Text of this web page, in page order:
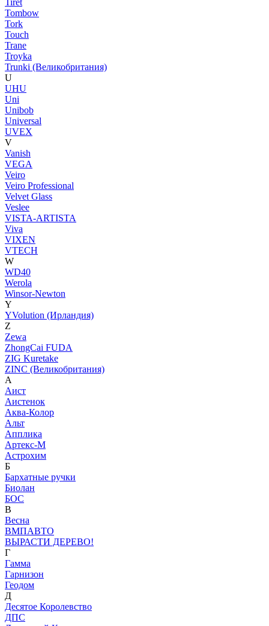
Tiret
Tombow
Tork
Touch
Trane
Troyka
Trunki (Великобритания)
U
UHU
Uni
Unibob
Universal
UVEX
V
Vanish
VEGA
Veiro
Veiro Professional
Velvet Glass
Veslee
VISTA-ARTISTA
Viva
VIXEN
VTECH
W
WD40
Werola
Winsor-Newton
Y
YVolution (Ирландия)
Z
Zewa
ZhongCai FUDA
ZIG Kuretake
ZINC (Великобритания)
А
Аист
Аистенок
Аква-Колор
Альт
Апплика
Артекс-М
Астрохим
Б
Бархатные ручки
Биолан
БОС
В
Весна
ВМПАВТО
ВЫРАСТИ ДЕРЕВО!
Г
Гамма
Гарнизон
Геодом
Д
Десятое Королевство
ДПС